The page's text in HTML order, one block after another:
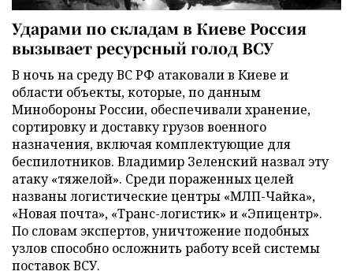
Ударами по складам в Киеве Россия
вызывает ресурсный голод ВСУ
В ночь на среду ВС РФ атаковали в Киеве и
области объекты, которые, по данным
Минобороны России, обеспечивали хранение,
сортировку и доставку грузов военного
назначения, включая комплектующие для
беспилотников. Владимир Зеленский назвал эту
атаку «тяжелой». Среди пораженных целей
названы логистические центры «МЛП-Чайка»,
«Новая почта», «Транс-логистик» и «Эпицентр».
По словам экспертов, уничтожение подобных
узлов способно осложнить работу всей системы
поставок ВСУ.